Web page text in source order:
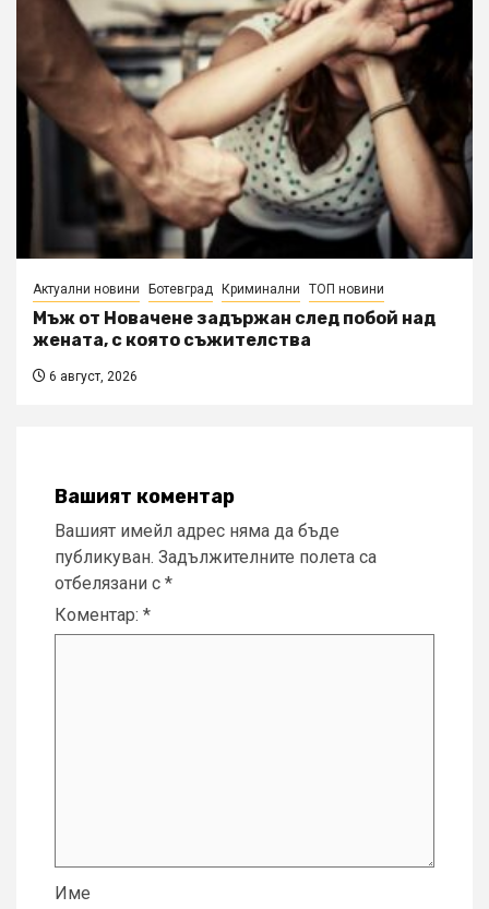
Актуални новини Ботевград Криминални ТОП новини
Мъж от Новачене задържан след побой над
жената, с която съжителства
6 август, 2026
Вашият коментар
Вашият имейл адрес няма да бъде
публикуван. Задължителните полета са
отбелязани с *
Коментар: *
Име